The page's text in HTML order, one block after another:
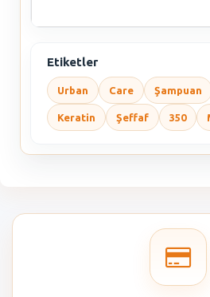
Etiketler
Urban Care Şampuan
Keratin Şeffaf 350